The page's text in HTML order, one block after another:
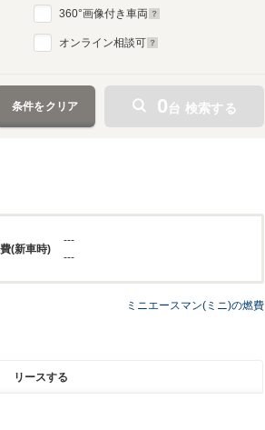
360°画像付き車両
オンライン相談可
条件をクリア 0台 検索する
(新車時)
---
---
ミニエースマン(ミニ)の燃費
リースする